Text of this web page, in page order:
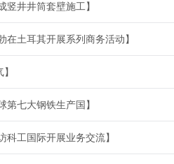
竖井井筒套壁施工】
在土耳其开展系列商务活动】
第七大钢铁生产国】
科工国际开展业务交流】